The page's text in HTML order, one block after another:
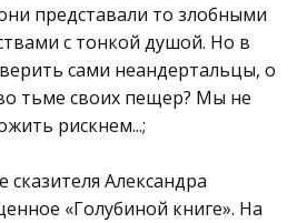
представали то злобными
с тонкой душой. Но в
сами неандертальцы, о
тьме своих пещер? Мы не
рискнем...;
сказителя Александра
«Голубиной книге». На